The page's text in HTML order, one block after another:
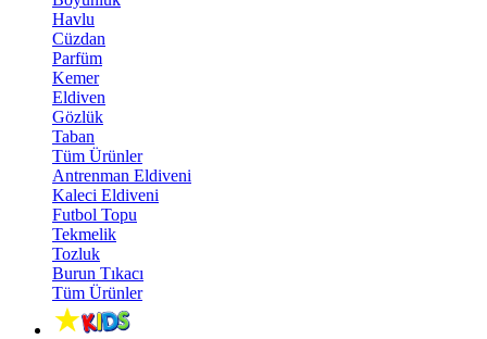
Havlu
Cüzdan
Parfüm
Kemer
Eldiven
Gözlük
Taban
Tüm Ürünler
Antrenman Eldiveni
Kaleci Eldiveni
Futbol Topu
Tekmelik
Tozluk
Burun Tıkacı
Tüm Ürünler